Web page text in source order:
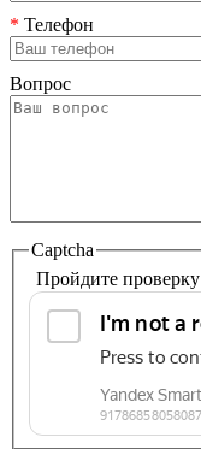
* Телефон
Вопрос
Captcha
Пройдите проверку